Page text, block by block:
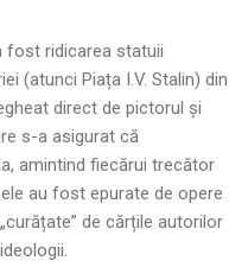
fost ridicarea statuii
(atunci Piața I.V. Stalin) din
direct de pictorul și
s-a asigurat că
amintind fiecărui trecător
au fost epurate de opere
de cărțile autorilor